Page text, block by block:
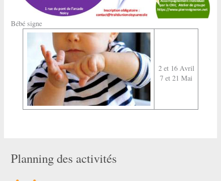
Bébé signe
2 et 16 Avril
7 et 21 Mai
Planning des activités